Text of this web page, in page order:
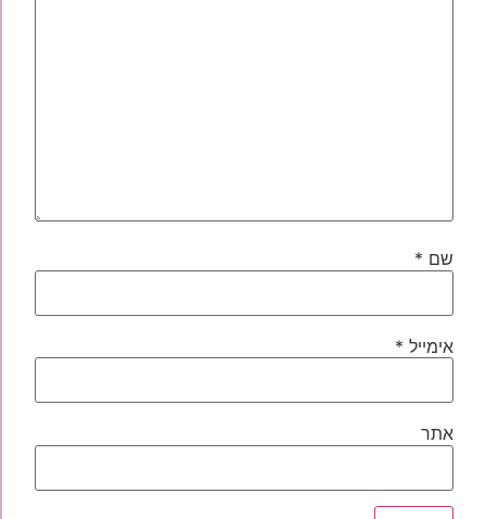
שם *
אימייל *
אתר